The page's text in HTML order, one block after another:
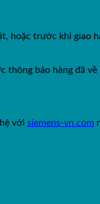
hoặc trước khi giao
báo hàng đã về
với siemens-vn.com